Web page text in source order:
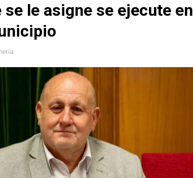
se le asigne se ejecute en